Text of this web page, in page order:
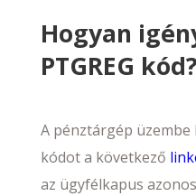
Hogyan
PTGREG kód?
A pénztárgép üzembe
kódot a következő
az ügyfélkapus